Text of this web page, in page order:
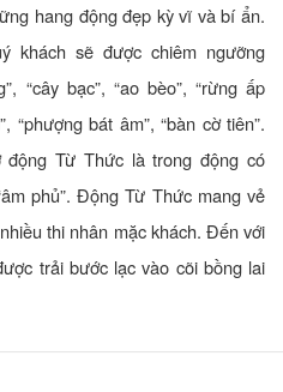
hang động đẹp kỳ vĩ và bí ẩn.
khách sẽ được chiêm ngưỡng
“cây bạc”, “ao bèo”, “rừng ấp
“phượng bát âm”, “bàn cờ tiên”.
Từ Thức là trong động có
phủ”. Động Từ Thức mang vẻ
thi nhân mặc khách. Đến với
trải bước lạc vào cõi bồng lai